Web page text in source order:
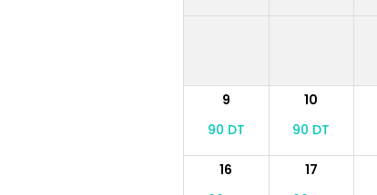
9 10
90 DT
90 DT
16 17